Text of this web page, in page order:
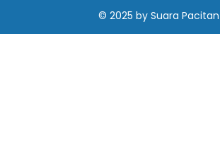
© 2025 by Suara Pacitan